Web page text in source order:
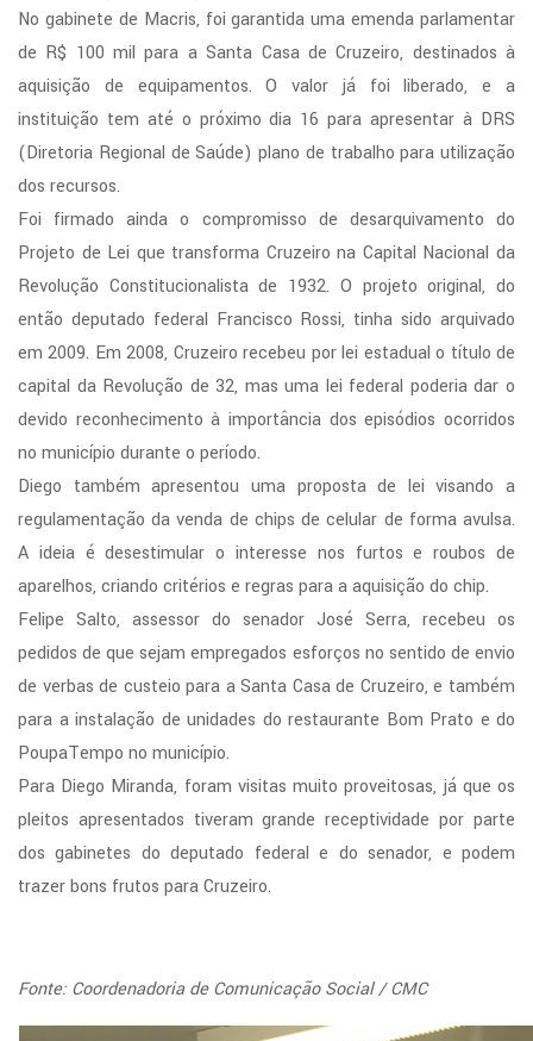
No gabinete de Macris, foi garantida uma emenda parlamentar
de R$ 100 mil para a Santa Casa de Cruzeiro, destinados à
aquisição de equipamentos. O valor já foi liberado, e a
instituição tem até o próximo dia 16 para apresentar à DRS
(Diretoria Regional de Saúde) plano de trabalho para utilização
dos recursos.
Foi firmado ainda o compromisso de desarquivamento do
Projeto de Lei que transforma Cruzeiro na Capital Nacional da
Revolução Constitucionalista de 1932. O projeto original, do
então deputado federal Francisco Rossi, tinha sido arquivado
em 2009. Em 2008, Cruzeiro recebeu por lei estadual o título de
capital da Revolução de 32, mas uma lei federal poderia dar o
devido reconhecimento à importância dos episódios ocorridos
no município durante o período.
Diego também apresentou uma proposta de lei visando a
regulamentação da venda de chips de celular de forma avulsa.
A ideia é desestimular o interesse nos furtos e roubos de
aparelhos, criando critérios e regras para a aquisição do chip.
Felipe Salto, assessor do senador José Serra, recebeu os
pedidos de que sejam empregados esforços no sentido de envio
de verbas de custeio para a Santa Casa de Cruzeiro, e também
para a instalação de unidades do restaurante Bom Prato e do
PoupaTempo no município.
Para Diego Miranda, foram visitas muito proveitosas, já que os
pleitos apresentados tiveram grande receptividade por parte
dos gabinetes do deputado federal e do senador, e podem
trazer bons frutos para Cruzeiro.
Fonte: Coordenadoria de Comunicação Social / CMC